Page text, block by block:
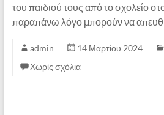
του παιδιού τους από το σχολείο
παραπάνω λόγο μπορούν να
admin 14 Μαρτίου 2024
Χωρίς σχόλια